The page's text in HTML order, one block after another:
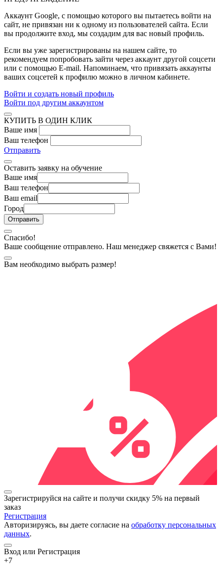
Аккаунт Google, с помощью которого вы пытаетесь войти на
сайт, не привязан ни к одному из пользователей сайта. Если
вы продолжите вход, мы создадим для вас новый профиль.
Если вы уже зарегистрированы на нашем сайте, то
рекомендуем попробовать зайти через аккаунт другой соцсети
или с помощью E-mail. Напоминаем, что привязать аккаунты
ваших соцсетей к профилю можно в личном кабинете.
Войти и создать новый профиль
Войти под другим аккаунтом
КУПИТЬ В ОДИН КЛИК
Ваше имя
Ваш телефон
Отправить
Оставить заявку на обучение
Ваше имя
Ваш телефон
Ваш email
Город
Спасибо!
Ваше сообщение отправлено. Наш менеджер свяжется с Вами!
Вам необходимо выбрать размер!
Зарегистрируйся на сайте и получи скидку 5% на первый
заказ
Регистрация
Авторизируясь, вы даете согласие на обработку персональных
данных.
Вход или Регистрация
+7